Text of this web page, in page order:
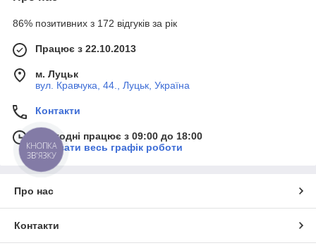
86% позитивних з 172 відгуків за рік
Працює з 22.10.2013
м. Луцьк
вул. Кравчука, 44., Луцьк, Україна
Контакти
Сьогодні працює з 09:00 до 18:00
Показати весь графік роботи
Про нас
Контакти
КНОПКА
ЗВ'ЯЗКУ